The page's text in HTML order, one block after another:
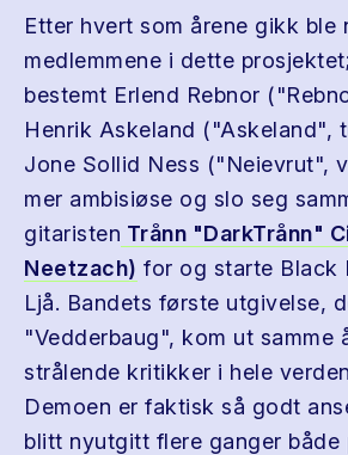
Etter hvert som årene gikk ble
medlemmene i dette
bestemt Erlend Rebnor
Henrik Askeland ("Askeland",
Jone Sollid Ness ("Neievrut",
mer ambisiøse og slo seg
gitaristen Trånn "DarkTrånn"
Neetzach) for og starte Black
Ljå. Bandets første utgivelse,
"Vedderbaug", kom ut samme
strålende kritikker i hele
Demoen er faktisk så godt
blitt nyutgitt flere ganger både